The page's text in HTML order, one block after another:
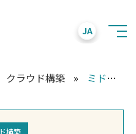
JA
クラウド構築 » ミドルウェアの技術サポートは可能ですか？
構築